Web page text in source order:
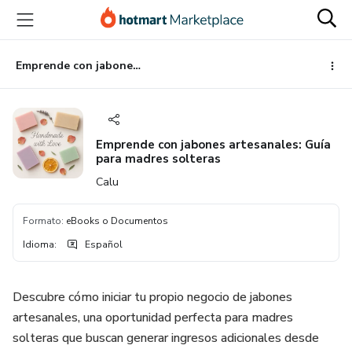
principal
página
de
página
Emprende con jabones artesanales: Guía para madres solteras
Emprende con jabones artesanales: Guía
para madres solteras
Calu
Formato: eBooks o Documentos
Idioma: Español
Descubre cómo iniciar tu propio negocio de jabones
artesanales, una oportunidad perfecta para madres
solteras que buscan generar ingresos adicionales desde